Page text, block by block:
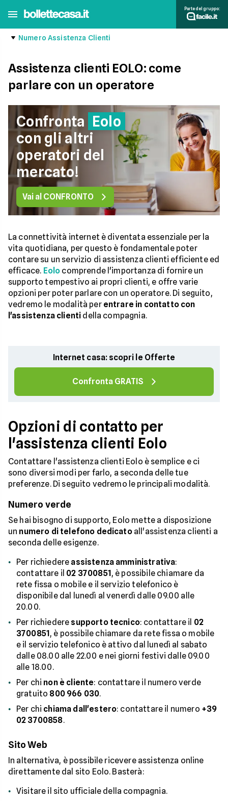
Parte del gruppo:
Numero Assistenza Clienti
Assistenza clienti EOLO: come
parlare con un operatore
Confronta Eolo
con gli altri
operatori del
mercato!
Vai al CONFRONTO
La connettività internet è diventata essenziale per la
vita quotidiana, per questo è fondamentale poter
contare su un servizio di assistenza clienti efficiente ed
efficace. Eolo comprende l'importanza di fornire un
supporto tempestivo ai propri clienti, e offre varie
opzioni per poter parlare con un operatore. Di seguito,
vedremo le modalità per entrare in contatto con
l'assistenza clienti della compagnia.
Internet casa: scopri le Offerte
Confronta GRATIS
Opzioni di contatto per
l'assistenza clienti Eolo
Contattare l'assistenza clienti Eolo è semplice e ci
sono diversi modi per farlo, a seconda delle tue
preferenze. Di seguito vedremo le principali modalità.
Numero verde
Se hai bisogno di supporto, Eolo mette a disposizione
un numero di telefono dedicatoall'assistenza clienti a
seconda delle esigenze.
Per richiedere assistenza amministrativa:
contattare il 02 3700851, è possibile chiamare da
rete fissa o mobile e il servizio telefonico è
disponibile dal lunedì al venerdì dalle 09.00 alle
20.00.
Per richiedere supporto tecnico: contattare il 02
3700851, è possibile chiamare da rete fissa o mobile
e il servizio telefonico è attivo dal lunedì al sabato
dalle 08.00 alle 22.00 e nei giorni festivi dalle 09.00
alle 18.00.
Per chi non è cliente: contattare il numero verde
gratuito 800 966 030.
Per chi chiama dall'estero: contattare il numero +39
02 3700858.
Sito Web
In alternativa, è possibile ricevere assistenza online
direttamente dal sito Eolo. Basterà:
Visitare il sito ufficiale della compagnia.